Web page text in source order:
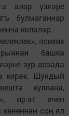
алар үзләре
булмаганнар
киләләр.
психик
башка
зур дозада
кирәк. Шундый
куллана,
ир-ат өчен
соң ял